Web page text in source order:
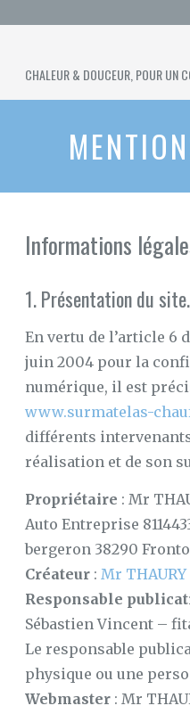
CHAUFFANT
CHALEUR & DOUCEUR, POUR UN
LE
CHAUFFANT
SURMATELAS
CHAUFFANT
SURMATELAS
SURMATELAS
EN
SURMATELAS
LAINE
LE
SURMATELAS
DUVET
SUR
MATELAS
À
MEMOIRE
FORME
LE
MAG’
DU
SOMMEIL
CONFORT
AU
CONFORT
MAISON
Informations
1. Présentation du site.
En vertu de l’article 6
juin 2004 pour la
numérique, il est
www.surmatelas-
différents
réalisation et de son
Propriétaire : Mr
Auto Entreprise
bergeron 38290
Créateur : Mr
Responsable
Sébastien Vincent –
Le responsable
physique ou une
Webmaster : Mr